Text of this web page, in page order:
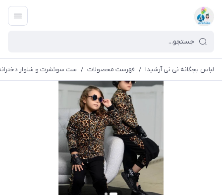
لباس بچگانه نی نی آرشیدا / فهرست محصولات / ست سوئشرت و شلوار